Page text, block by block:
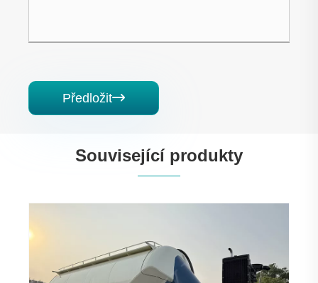
Předložit
Související produkty
Přeprava 60 tun zadního návěsu
Ukázat více >>